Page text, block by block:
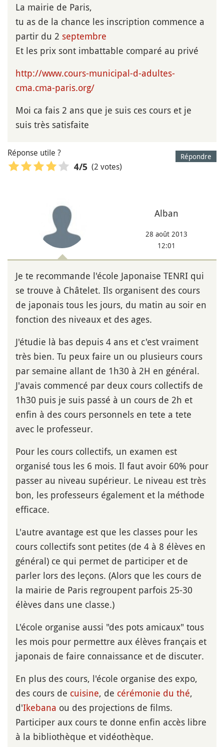
La mairie de Paris,
tu as de la chance les inscription commence a
partir du 2 septembre
Et les prix sont imbattable comparé au privé
http://www.cours-municipal-d-adultes-
cma.cma-paris.org/
Moi ca fais 2 ans que je suis ces cours et je
suis très satisfaite
Répondre
Réponse utile ?
4/5 (2 votes)
Alban
28 août 2013
12:01
Je te recommande l'école Japonaise TENRI qui
se trouve à Châtelet. Ils organisent des cours
de japonais tous les jours, du matin au soir en
fonction des niveaux et des ages.
J'étudie là bas depuis 4 ans et c'est vraiment
très bien. Tu peux faire un ou plusieurs cours
par semaine allant de 1h30 à 2H en général.
J'avais commencé par deux cours collectifs de
1h30 puis je suis passé à un cours de 2h et
enfin à des cours personnels en tete a tete
avec le professeur.
Pour les cours collectifs, un examen est
organisé tous les 6 mois. Il faut avoir 60% pour
passer au niveau supérieur. Le niveau est très
bon, les professeurs également et la méthode
efficace.
L'autre avantage est que les classes pour les
cours collectifs sont petites (de 4 à 8 élèves en
général) ce qui permet de participer et de
parler lors des leçons. (Alors que les cours de
la mairie de Paris regroupent parfois 25-30
élèves dans une classe.)
L'école organise aussi "des pots amicaux" tous
les mois pour permettre aux élèves français et
japonais de faire connaissance et de discuter.
En plus des cours, l'école organise des expo,
des cours de cuisine, de cérémonie du thé,
d'Ikebana ou des projections de films.
Participer aux cours te donne enfin accès libre
à la bibliothèque et vidéothèque.